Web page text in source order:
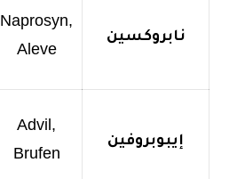
نابروكسين
Naprosyn,
Aleve
إيبوبروفين
Advil,
Brufen